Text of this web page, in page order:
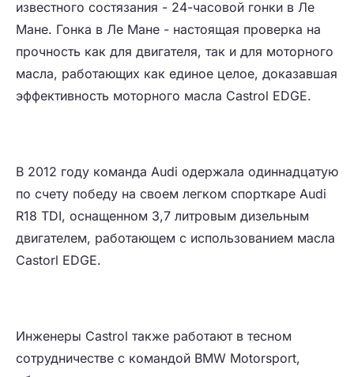
известного состязания - 24-часовой гонки в Ле
Мане. Гонка в Ле Мане - настоящая проверка на
прочность как для двигателя, так и для моторного
масла, работающих как единое целое, доказавшая
эффективность моторного масла Castrol EDGE.
В 2012 году команда Audi одержала одиннадцатую
по счету победу на своем легком спорткаре Audi
R18 TDI, оснащенном 3,7 литровым дизельным
двигателем, работающем с использованием масла
Castorl EDGE.
Инженеры Castrol также работают в тесном
сотрудничестве с командой BMW Motorsport,